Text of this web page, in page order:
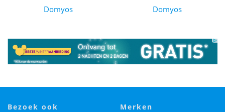
Domyos
Domyos
bezoek ook merken